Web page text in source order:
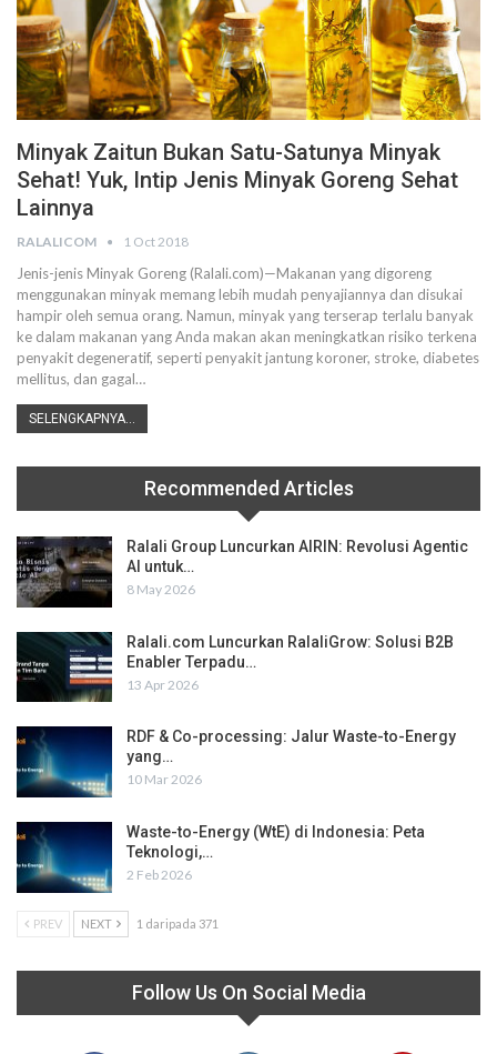
Minyak Zaitun Bukan Satu-Satunya Minyak
Sehat! Yuk, Intip Jenis Minyak Goreng Sehat
Lainnya
RALALICOM 1 Oct 2018
Jenis-jenis Minyak Goreng (Ralali.com)—Makanan yang digoreng
menggunakan minyak memang lebih mudah penyajiannya dan disukai
hampir oleh semua orang. Namun, minyak yang terserap terlalu banyak
ke dalam makanan yang Anda makan akan meningkatkan risiko terkena
penyakit degeneratif, seperti penyakit jantung koroner, stroke, diabetes
mellitus, dan gagal…
SELENGKAPNYA...
Recommended Articles
Ralali Group Luncurkan AIRIN: Revolusi Agentic
AI untuk…
8 May 2026
Ralali.com Luncurkan RalaliGrow: Solusi B2B
Enabler Terpadu…
13 Apr 2026
RDF & Co-processing: Jalur Waste-to-Energy
yang…
10 Mar 2026
Waste-to-Energy (WtE) di Indonesia: Peta
Teknologi,…
2 Feb 2026
PREV NEXT 1 daripada 371
Follow Us On Social Media